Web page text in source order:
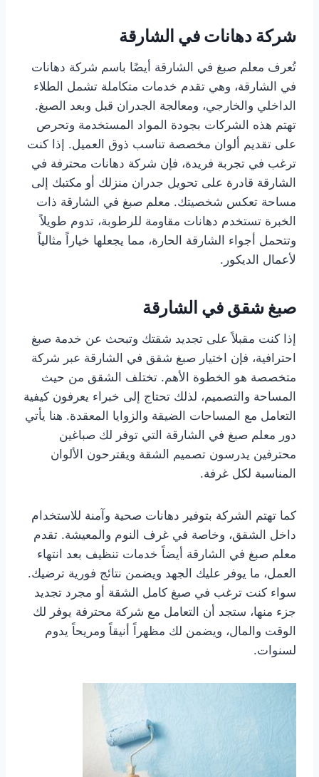
شركة دهانات في الشارقة
تُعرف معلم صبغ في الشارقة أيضًا باسم شركة دهانات
في الشارقة، وهي تقدم خدمات متكاملة تشمل الطلاء
الداخلي والخارجي، ومعالجة الجدران قبل وبعد الصبغ.
تهتم هذه الشركات بجودة المواد المستخدمة وتحرص
على تقديم ألوان مخصصة تناسب ذوق العميل. إذا كنت
ترغب في تجربة فريدة، فإن شركة دهانات محترفة في
الشارقة قادرة على تحويل جدران منزلك أو مكتبك إلى
مساحة تعكس شخصيتك. معلم صبغ في الشارقة ذات
الخبرة تستخدم دهانات مقاومة للرطوبة، تدوم طويلاً
وتتحمل أجواء الشارقة الحارة، مما يجعلها خياراً مثالياً
لأعمال الديكور.
صبغ شقق في الشارقة
إذا كنت مقبلاً على تجديد شقتك وتبحث عن خدمة صبغ
احترافية، فإن اختيار صبغ شقق في الشارقة عبر شركة
متخصصة هو الخطوة الأهم. تختلف الشقق من حيث
المساحة والتصميم، لذلك تحتاج إلى خبراء يعرفون كيفية
التعامل مع المساحات الضيقة والزوايا المعقدة. هنا يأتي
دور معلم صبغ في الشارقة التي توفر لك صباغين
محترفين يدرسون تصميم الشقة ويقترحون الألوان
المناسبة لكل غرفة.
كما تهتم الشركة بتوفير دهانات صحية وآمنة للاستخدام
داخل الشقق، وخاصة في غرف النوم والمعيشة. تقدم
معلم صبغ في الشارقة أيضاً خدمات تنظيف بعد انتهاء
العمل، ما يوفر عليك الجهد ويضمن نتائج فورية ترضيك.
سواء كنت ترغب في صبغ كامل الشقة أو مجرد تجديد
جزء منها، ستجد أن التعامل مع شركة محترفة يوفر لك
الوقت والمال، ويضمن لك مظهراً أنيقاً ومريحاً يدوم
لسنوات.